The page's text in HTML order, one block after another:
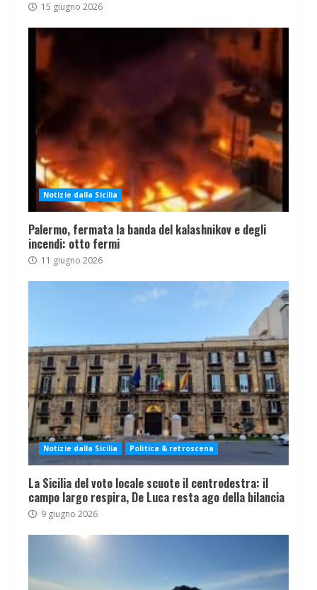
15 giugno 2026
Notizie dalla Sicilia
Palermo, fermata la banda del kalashnikov e degli
incendi: otto fermi
11 giugno 2026
Notizie dalla Sicilia Politica & retroscena
La Sicilia del voto locale scuote il centrodestra: il
campo largo respira, De Luca resta ago della bilancia
9 giugno 2026